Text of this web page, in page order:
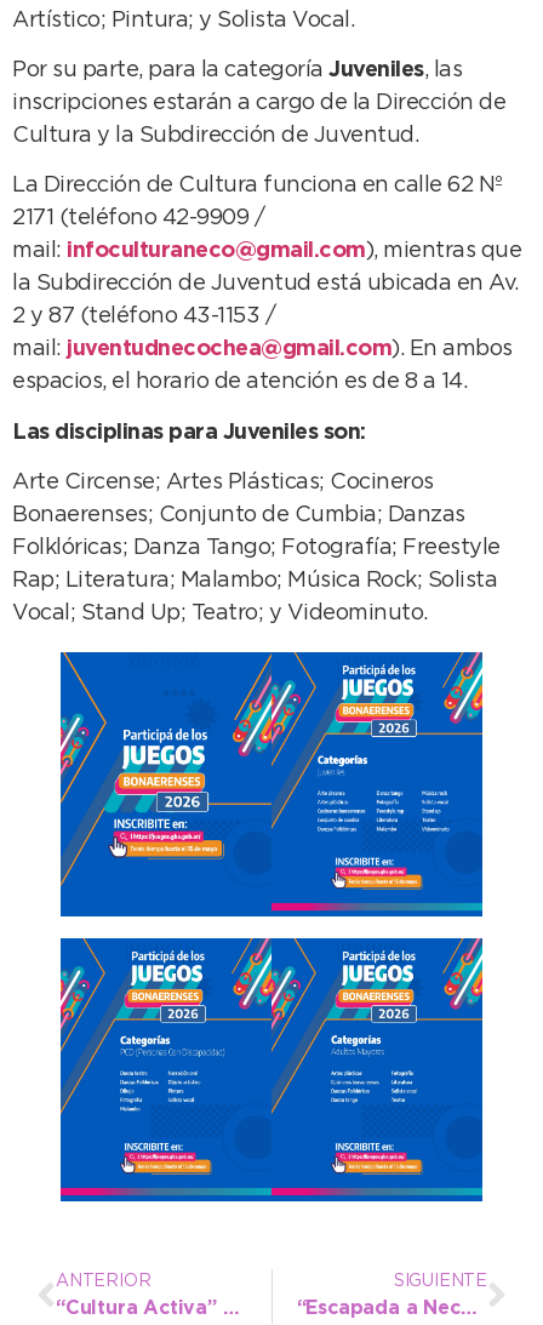
Artístico; Pintura; y Solista Vocal.
Por su parte, para la categoría Juveniles, las
inscripciones estarán a cargo de la Dirección de
Cultura y la Subdirección de Juventud.
La Dirección de Cultura funciona en calle 62 Nº
2171 (teléfono 42-9909 /
mail: infoculturaneco@gmail.com), mientras que
la Subdirección de Juventud está ubicada en Av.
2 y 87 (teléfono 43-1153 /
mail: juventudnecochea@gmail.com). En ambos
espacios, el horario de atención es de 8 a 14.
Las disciplinas para Juveniles son:
Arte Circense; Artes Plásticas; Cocineros
Bonaerenses; Conjunto de Cumbia; Danzas
Folklóricas; Danza Tango; Fotografía; Freestyle
Rap; Literatura; Malambo; Música Rock; Solista
Vocal; Stand Up; Teatro; y Videominuto.
ANTERIOR
“Cultura Activa” visibilizará y celebrará el trabajo de los artistas este viernes 1° de mayo
SIGUIENTE
“Escapada a Necochea”: la ciudad se prepara para días a puro rock, naturaleza y adrenalina al aire libre